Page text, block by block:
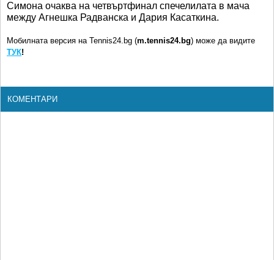
Симона очаква на четвъртфинал спечелилата в мача
между Агнешка Радванска и Дария Касаткина.
Мобилната версия на Tennis24.bg (m.tennis24.bg) може да видите
ТУК!
КОМЕНТАРИ